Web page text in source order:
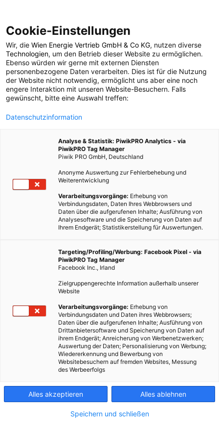
POSTS BY TAG
Schneckenkorn
2 BEITRÄGE
GARTEN
15. MAI 2012
Schnecken sind ein Gärtnerschreck. Wenn sie auftauchen, ist
guter Rat teuer, denn nicht jeder hat Enten daheim, die den
Plagegeistern den Garaus machen. Was also tun, wenn die
Schnecken kommen?
BEITRAG ANSEHEN
Cookie-Einstellungen
Wir, die Wien Energie Vertrieb GmbH & Co KG, nutzen diverse
Technologien, um den Betrieb dieser Website zu ermöglichen.
Ebenso würden wir gerne mit externen Diensten
personenbezogene Daten verarbeiten. Dies ist für die Nutzung
der Website nicht notwendig, ermöglicht uns aber eine noch
engere Interaktion mit unseren Website-Besuchern. Falls
gewünscht, bitte eine Auswahl treffen:
Datenschutzinformation
Analyse & Statistik: PiwikPRO Analytics - via
PiwikPRO Tag Manager
Piwik PRO GmbH, Deutschland
Anonyme Auswertung zur Fehlerbehebung und
Weiterentwicklung
Verarbeitungsvorgänge: Erhebung von
Verbindungsdaten, Daten Ihres Webbrowsers und
Daten über die aufgerufenen Inhalte; Ausführung von
Analysesoftware und die Speicherung von Daten auf
Ihrem Endgerät; Statistikerstellung für Auswertungen.
Targeting/Profiling/Werbung: Facebook Pixel - via
PiwikPRO Tag Manager
Facebook Inc., Irland
Zielgruppengerechte Information außerhalb unserer
Website
Verarbeitungsvorgänge: Erhebung von
Verbindungsdaten und Daten ihres Webbrowsers;
Daten über die aufgerufenen Inhalte; Ausführung von
Drittanbietersoftware und Speicherung von Daten auf
ihrem Endgerät; Anreicherung von Werbenetzwerken;
Auswertung der Daten; Personalisierung von Werbung;
Wiedererkennung und Bewerbung von
Websitebesuchern auf fremden Websites, Messung
des Werbeerfolgs
Alles akzeptieren Alles ablehnen
Speichern und schließen